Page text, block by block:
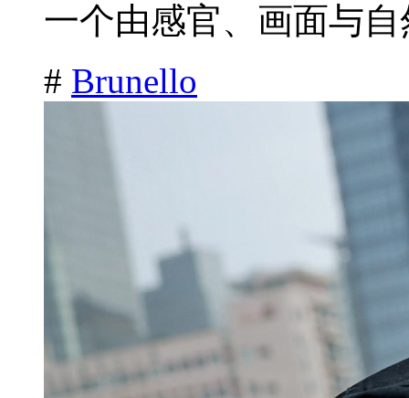
一个由感官、画面与自
# Brunello